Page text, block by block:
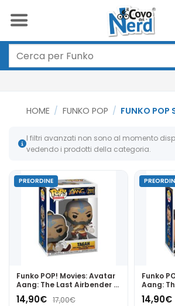
Cerca:
HOME / FUNKO POP / FUNKO POP
I filtri avanzati non sono al momento
vedendo i prodotti della categoria.
PREORDINE
Funko POP! Movies: Avatar
Aang: The Last Airbender -
Tagah 2111
14,90€ 17,00€
Funko
Aang:
Sokka
14,90€